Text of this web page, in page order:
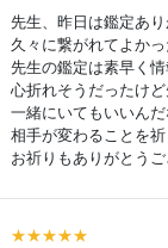
先生、昨日は鑑定あ
久々に繋がれてよかっ
先生の鑑定は素早く
心折れそうだったけ
一緒にいてもいいんだ
相手が変わることを
お祈りもありがとう
★★★★★